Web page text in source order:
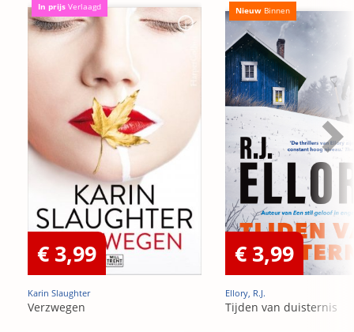
In prijs Verlaagd
€ 3,99
Karin Slaughter
Verzwegen
Nieuw Binnen
€ 3,99
Ellory, R.J.
Tijden van duisternis